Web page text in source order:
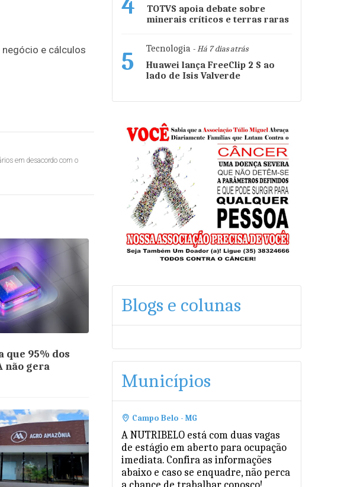
e cálculos
em desacordo com o
que 95% dos
não gera
TOTVS apoia debate sobre
minerais críticos e terras raras
5 Tecnologia - Há 7 dias atrás
Huawei lança FreeClip 2 S ao
lado de Isis Valverde
Blogs e colunas
Municípios
Campo Belo - MG
A NUTRIBELO está com duas vagas
de estágio em aberto para ocupação
imediata. Confira as informações
abaixo e caso se enquadre, não perca